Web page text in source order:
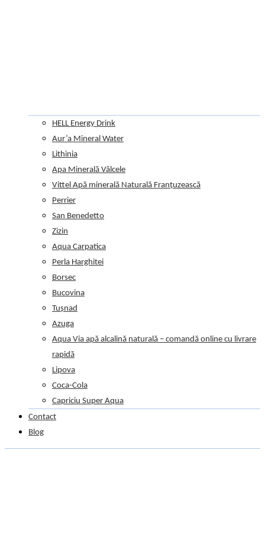
HELL Energy Drink
Aur’a Mineral Water
Lithinia
Apa Minerală Vâlcele
Vittel Apă minerală Naturală Franțuzească
Perrier
San Benedetto
Zizin
Aqua Carpatica
Perla Harghitei
Borsec
Bucovina
Tușnad
Azuga
Aqua Via apă alcalină naturală – comandă online cu livrare
rapidă
Lipova
Coca-Cola
Capriciu Super Aqua
Contact
Blog